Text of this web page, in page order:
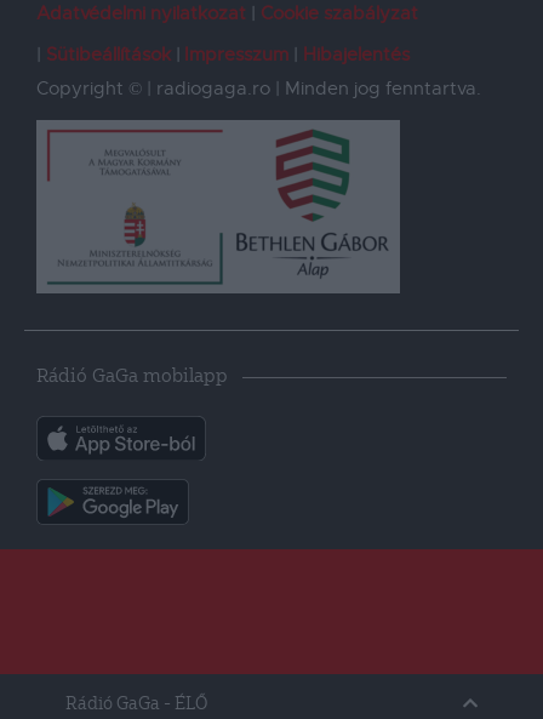
Adatvédelmi nyilatkozat
Cookie szabályzat
Sütibeállítások
Impresszum
Hibajelentés
Copyright © | radiogaga.ro | Minden jog fenntartva.
Rádió GaGa mobilapp
Rádió GaGa - ÉLŐ